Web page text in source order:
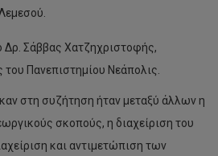
Δρ. Σάββας Χατζηχριστοφής,
Πανεπιστημίου Νεάπολις.
στη συζήτηση ήταν μεταξύ άλλων η
σκοπούς, η διαχείριση του
και αντιμετώπιση των